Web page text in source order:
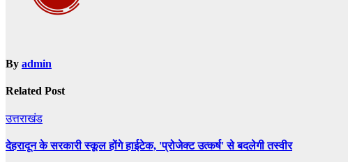
By admin
Related Post
उत्तराखंड
देहरादून के सरकारी स्कूल होंगे हाईटेक, 'प्रोजेक्ट उत्कर्ष' से बदलेगी तस्वीर